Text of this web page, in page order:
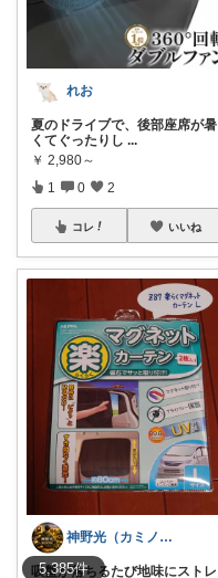
5,385件
れお
夏のドライブで、後部座席が暑
くてぐったりし ...
￥ 2,980～
1 0 2
コレ いいね
神野光（カミノヒカリ）
吸盤が落ちるたび地味にストレ